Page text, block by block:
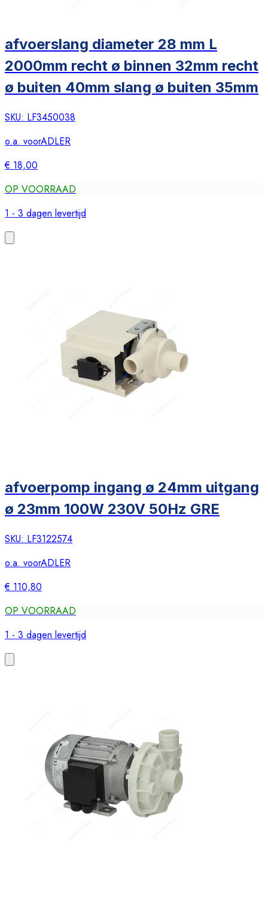
afvoerslang diameter 28 mm L
2000mm recht ø binnen 32mm recht
ø buiten 40mm slang ø buiten 35mm
SKU: LF3450038
o.a. voorADLER
€ 18,00
OP VOORRAAD
1 - 3 dagen levertijd
afvoerpomp ingang ø 24mm uitgang
ø 23mm 100W 230V 50Hz GRE
SKU: LF3122574
o.a. voorADLER
€ 110,80
OP VOORRAAD
1 - 3 dagen levertijd